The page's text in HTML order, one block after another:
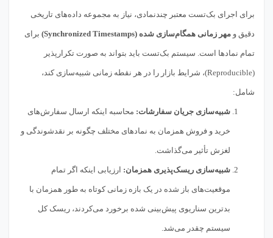
برای اجرای بک‌تست معتبر چندنمادی، نیاز به مجموعه داده‌های تاریخی
دقیق و مهر زمانی همگام‌سازی شده (Synchronized Timestamps) برای
تمام نمادها است. سیستم بک‌تست باید بتواند به صورت تکرارپذیر
(Reproducible)، شرایط بازار را در هر نقطه زمانی شبیه‌سازی کند،
شامل:
شبیه‌سازی جریان سفارشات: محاسبه اینکه ارسال سفارش‌های
خرید و فروش همزمان به نمادهای مختلف چگونه بر نقدشوندگی و
لغزش تأثیر می‌گذاشت.
شبیه‌سازی ریسک‌پذیری همزمان: ارزیابی اینکه اگر تمام
موقعیت‌های باز شده در یک بازه زمانی کوتاه به طور همزمان با
بدترین سناریوی پیش‌بینی شده برخورد می‌کردند، ریسک کل
سیستم چقدر می‌شد.